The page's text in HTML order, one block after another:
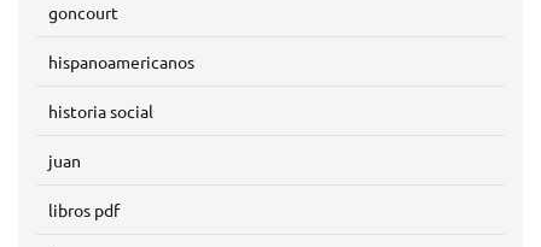
goncourt
hispanoamericanos
historia social
juan
libros pdf